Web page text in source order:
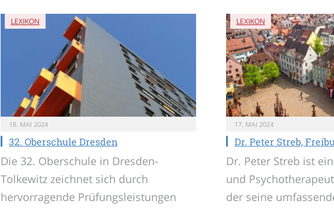
LEXIKON
18. MAI 2024
32. Oberschule Dresden
Die 32. Oberschule in Dresden-
Tolkewitz zeichnet sich durch
hervorragende Prüfungsleistungen
LEXIKON
17. MAI 2024
Dr. Peter Streb,
Dr. Peter Streb ist
und
der seine